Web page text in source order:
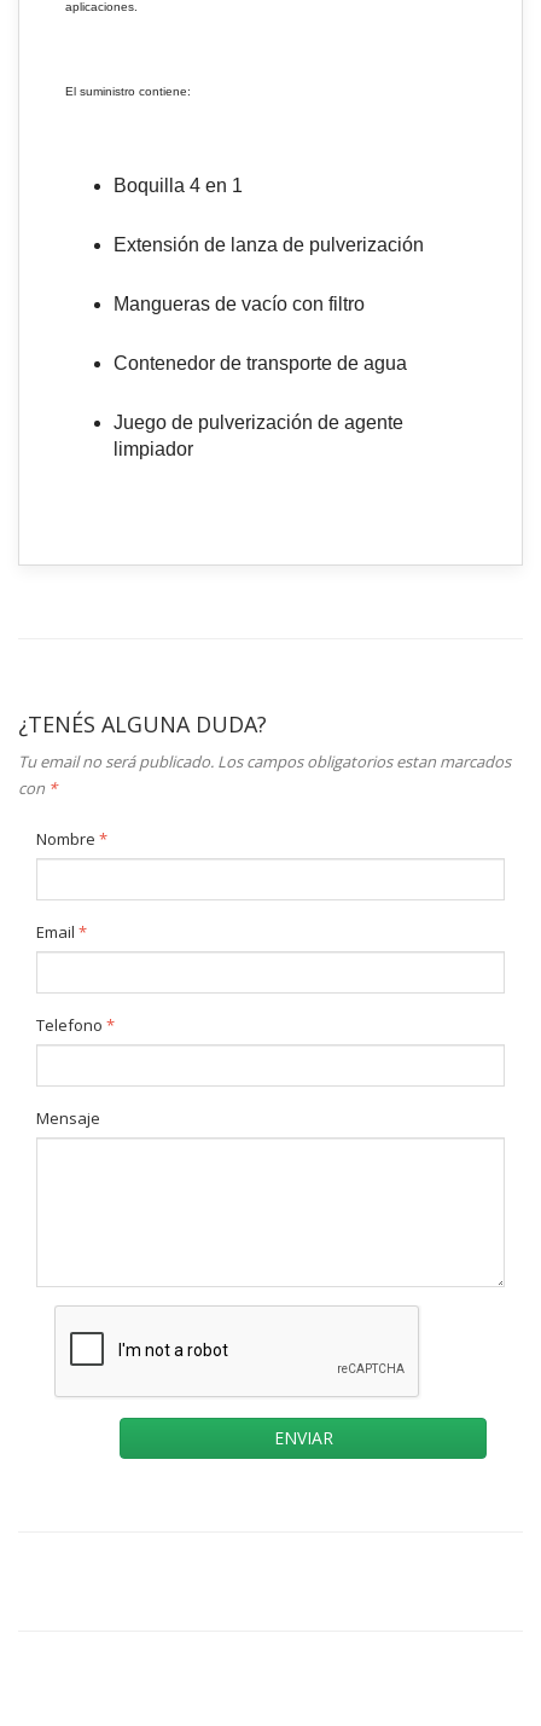
aplicaciones.
El suministro contiene:
Boquilla 4 en 1
Extensión de lanza de pulverización
Mangueras de vacío con filtro
Contenedor de transporte de agua
Juego de pulverización de agente
limpiador
¿TENÉS ALGUNA DUDA?
Tu email no será publicado. Los campos obligatorios estan marcados
con *
Nombre *
Email *
Telefono *
Mensaje
ENVIAR